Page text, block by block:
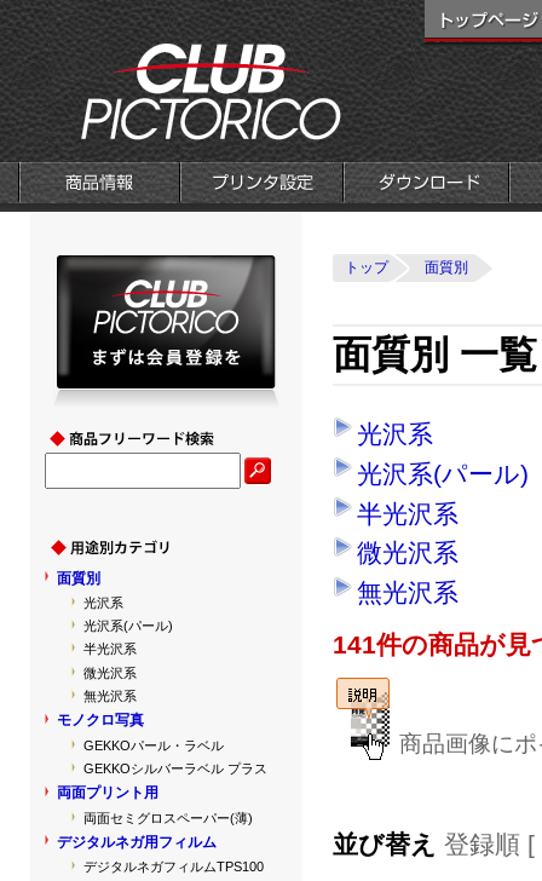
トップ 面質別
面質別 一覧
光沢系
光沢系(パール)
半光沢系
微光沢系
無光沢系
141件の商品が
商品画像に
並び替え 登録順 [
面質別
光沢系
光沢系(パール)
半光沢系
微光沢系
無光沢系
モノクロ写真
GEKKOパール・ラベル
GEKKOシルバーラベル プラス
両面プリント用
両面セミグロスペーパー(薄)
デジタルネガ用フィルム
デジタルネガフィルムTPS100